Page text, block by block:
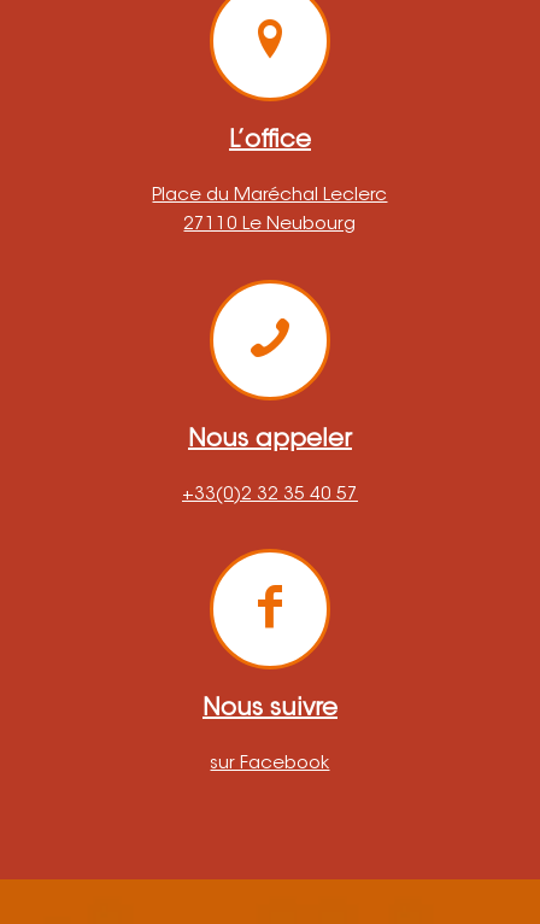
L’office
Place du Maréchal Leclerc
27110 Le Neubourg
Nous appeler
+33(0)2 32 35 40 57
Nous suivre
sur Facebook